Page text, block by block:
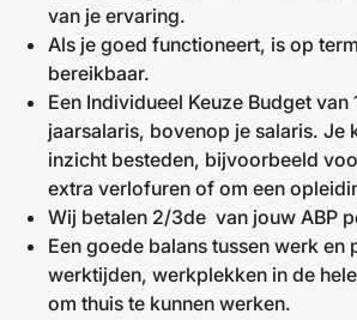
van je ervaring.
Als je goed functioneert, is op
bereikbaar.
Een Individueel Keuze Budget van
jaarsalaris, bovenop je salaris. Je
inzicht besteden, bijvoorbeeld
extra verlofuren of om een
Wij betalen 2/3de van jouw ABP
Een goede balans tussen werk en
werktijden, werkplekken in de
om thuis te kunnen werken.